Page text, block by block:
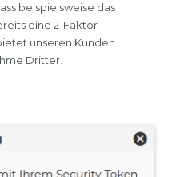
beispielsweise das
eine 2-Faktor-
unseren Kunden
Dritter.